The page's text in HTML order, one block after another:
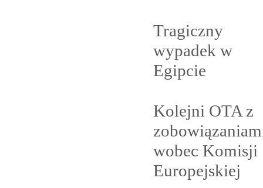
Tragiczny
wypadek w
Egipcie
Kolejni OTA z
wobec Komisji
Europejskiej